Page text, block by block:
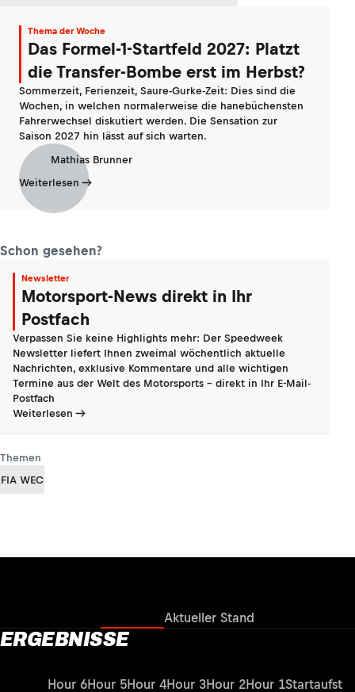
Thema der Woche
Das Formel-1-Startfeld 2027: Platzt
die Transfer-Bombe erst im Herbst?
Sommerzeit, Ferienzeit, Saure-Gurke-Zeit: Dies sind die
Wochen, in welchen normalerweise die hanebüchensten
Fahrerwechsel diskutiert werden. Die Sensation zur
Saison 2027 hin lässt auf sich warten.
Mathias Brunner
Weiterlesen
Schon gesehen?
Newsletter
Motorsport-News direkt in Ihr
Postfach
Verpassen Sie keine Highlights mehr: Der Speedweek
Newsletter liefert Ihnen zweimal wöchentlich aktuelle
Nachrichten, exklusive Kommentare und alle wichtigen
Termine aus der Welt des Motorsports - direkt in Ihr E-Mail-
Postfach
Weiterlesen
Themen
FIA WEC
Aktueller Stand
ERGEBNISSE
Hour 6Hour 5Hour 4Hour 3Hour 2Hour 1